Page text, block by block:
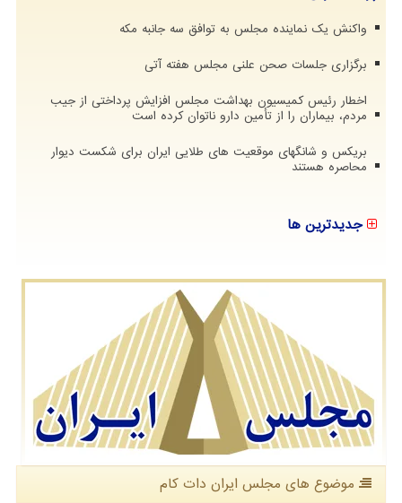
واکنش یک نماینده مجلس به توافق سه جانبه مکه
برگزاری جلسات صحن علنی مجلس هفته آتی
اخطار رئیس کمیسیون بهداشت مجلس افزایش پرداختی از جیب
مردم، بیماران را از تأمین دارو ناتوان کرده است
بریکس و شانگهای موقعیت های طلایی ایران برای شکست دیوار
محاصره هستند
جدیدترین ها
موضوع های مجلس ایران دات كام